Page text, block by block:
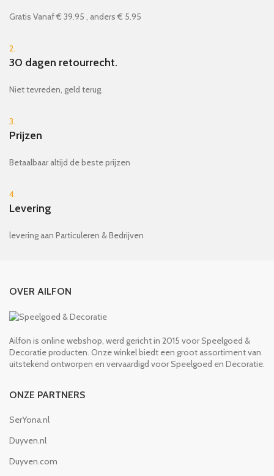
Gratis Vanaf € 39.95 , anders € 5.95
2.
30 dagen retourrecht.
Niet tevreden, geld terug.
3.
Prijzen
Betaalbaar altijd de beste prijzen
4.
Levering
levering aan Particuleren & Bedrijven
OVER AILFON
Ailfon is online webshop, werd gericht in 2015 voor Speelgoed &
Decoratie producten. Onze winkel biedt een groot assortiment van
uitstekend ontworpen en vervaardigd voor Speelgoed en Decoratie.
ONZE PARTNERS
SerYona.nl
Duyven.nl
Duyven.com